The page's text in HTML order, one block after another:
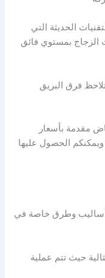
الحديثة التي
بمستوي فائق
فرق البريق
مقدمة بأسعار
الحصول عليها
أساليب وطرق خاصة في
حيث تتم عملية